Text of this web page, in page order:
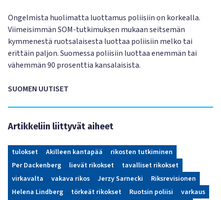
Ongelmista huolimatta luottamus poliisiin on korkealla.
Viimeisimmän SOM-tutkimuksen mukaan seitsemän
kymmenestä ruotsalaisesta luottaa poliisiin melko tai
erittäin paljon. Suomessa poliisiin luottaa enemmän tai
vähemmän 90 prosenttia kansalaisista.
SUOMEN UUTISET
Artikkeliin liittyvät aiheet
tulokset Akilleen kantapää
rikosten tutkiminen
Per Dackenberg
lievät rikokset
tavalliset rikokset
virkavalta
vakava rikos Jerzy Sarnecki
Riksrevisionen
Helena Lindberg
törkeät rikokset Ruotsin poliisi
varkaus